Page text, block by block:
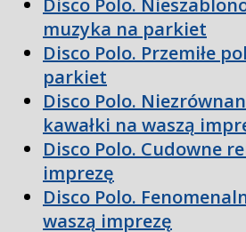
muzyka na parkiet
Disco Polo. Przemiłe
parkiet
Disco Polo.
kawałki na waszą
Disco Polo. Cudowne
imprezę
Disco Polo.
waszą imprezę